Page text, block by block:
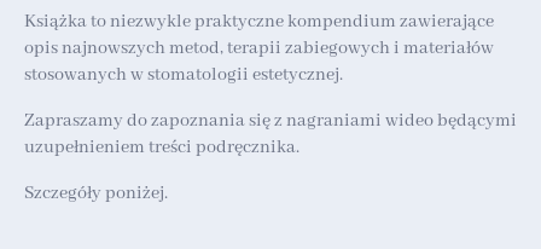
Książka to niezwykle praktyczne kompendium zawierające
opis najnowszych metod, terapii zabiegowych i materiałów
stosowanych w stomatologii estetycznej.
Zapraszamy do zapoznania się z nagraniami wideo będącymi
uzupełnieniem treści podręcznika.
Szczegóły poniżej.